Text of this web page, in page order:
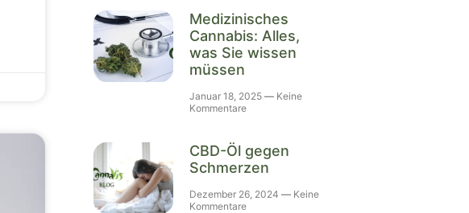
Medizinisches
Cannabis: Alles,
was Sie wissen
müssen
Januar 18, 2025
Keine
Kommentare
CBD-Öl gegen
Schmerzen
Dezember 26, 2024
Keine
Kommentare